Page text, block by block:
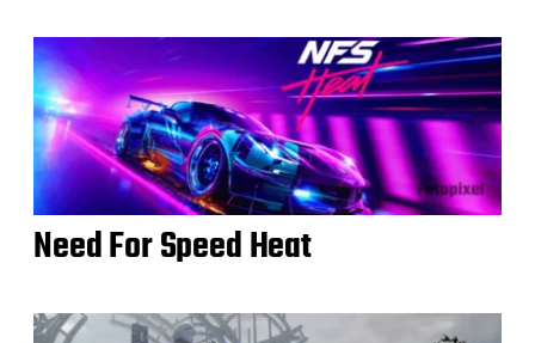
Need For Speed Heat